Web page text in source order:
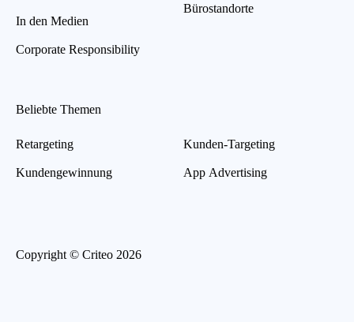
In den Medien
Corporate Responsibility
Bürostandorte
Beliebte Themen
Retargeting
Kundengewinnung
Kunden-Targeting
App Advertising
Copyright © Criteo 2026